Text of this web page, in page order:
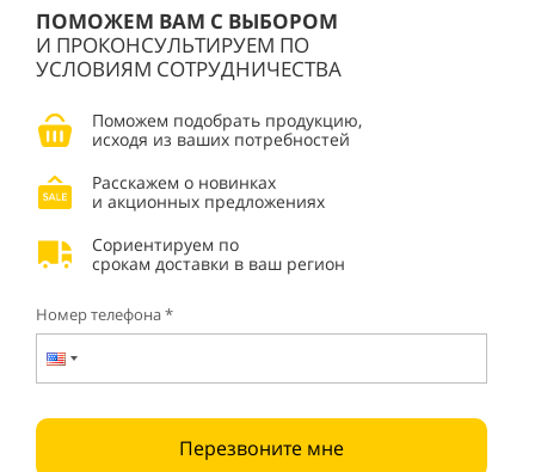
ПОМОЖЕМ ВАМ С ВЫБОРОМ
И ПРОКОНСУЛЬТИРУЕМ ПО
УСЛОВИЯМ СОТРУДНИЧЕСТВА
Поможем подобрать продукцию,
исходя из ваших потребностей
Расскажем о новинках
и акционных предложениях
Сориентируем по
срокам доставки в ваш регион
Номер телефона *
Перезвоните мне